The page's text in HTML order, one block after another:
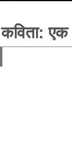
कविता: एक